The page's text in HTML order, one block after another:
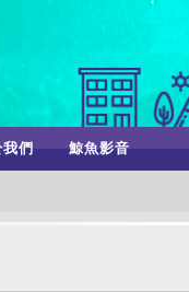
我們 鯨魚影音